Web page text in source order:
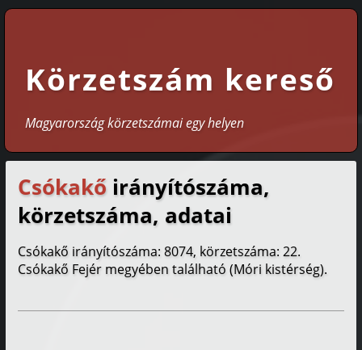
Körzetszám kereső
Magyarország körzetszámai egy helyen
Csókakő irányítószáma,
körzetszáma, adatai
Csókakő irányítószáma: 8074, körzetszáma: 22.
Csókakő Fejér megyében található (Móri kistérség).